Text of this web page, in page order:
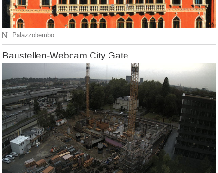
N Palazzobembo
Baustellen-Webcam City Gate